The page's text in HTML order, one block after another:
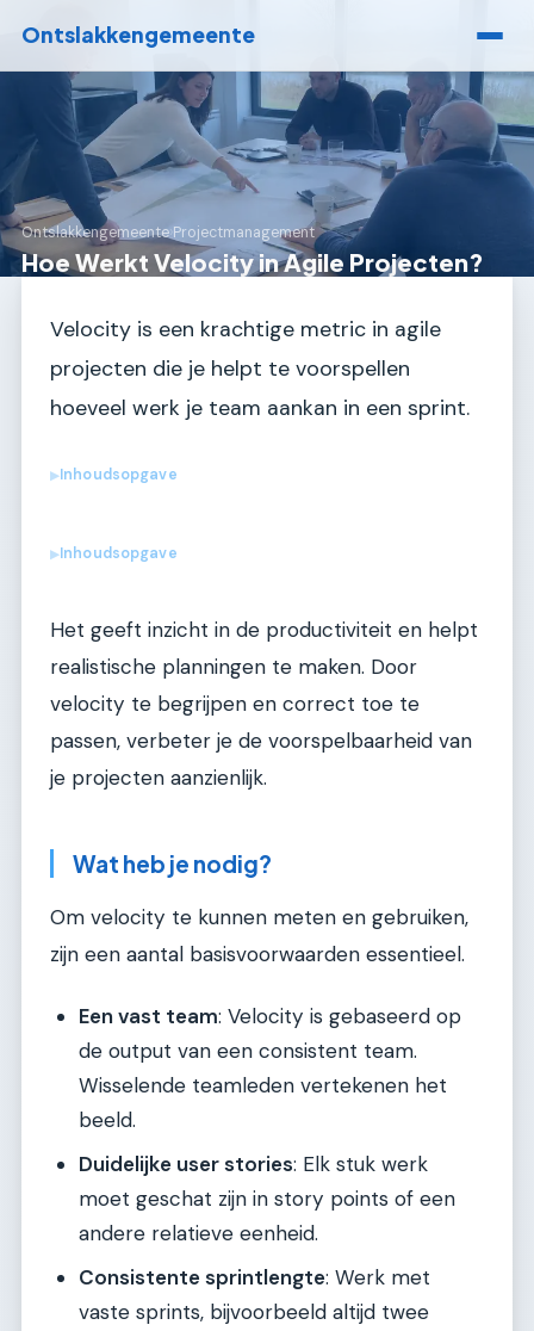
Ontslakkengemeente
Ontslakkengemeente›Projectmanagement
Hoe Werkt Velocity in Agile Projecten?
Velocity is een krachtige metric in agile
projecten die je helpt te voorspellen
hoeveel werk je team aankan in een sprint.
▶Inhoudsopgave
▶Inhoudsopgave
Het geeft inzicht in de productiviteit en helpt
realistische planningen te maken. Door
velocity te begrijpen en correct toe te
passen, verbeter je de voorspelbaarheid van
je projecten aanzienlijk.
Wat heb je nodig?
Om velocity te kunnen meten en gebruiken,
zijn een aantal basisvoorwaarden essentieel.
Een vast team: Velocity is gebaseerd op
de output van een consistent team.
Wisselende teamleden vertekenen het
beeld.
Duidelijke user stories: Elk stuk werk
moet geschat zijn in story points of een
andere relatieve eenheid.
Consistente sprintlengte: Werk met
vaste sprints, bijvoorbeeld altijd twee